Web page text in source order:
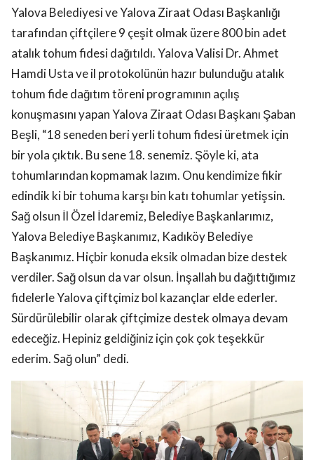
Yalova Belediyesi ve Yalova Ziraat Odası Başkanlığı
tarafından çiftçilere 9 çeşit olmak üzere 800 bin adet
atalık tohum fidesi dağıtıldı. Yalova Valisi Dr. Ahmet
Hamdi Usta ve il protokolünün hazır bulunduğu atalık
tohum fide dağıtım töreni programının açılış
konuşmasını yapan Yalova Ziraat Odası Başkanı Şaban
Beşli, “18 seneden beri yerli tohum fidesi üretmek için
bir yola çıktık. Bu sene 18. senemiz. Şöyle ki, ata
tohumlarından kopmamak lazım. Onu kendimize fikir
edindik ki bir tohuma karşı bin katı tohumlar yetişsin.
Sağ olsun İl Özel İdaremiz, Belediye Başkanlarımız,
Yalova Belediye Başkanımız, Kadıköy Belediye
Başkanımız. Hiçbir konuda eksik olmadan bize destek
verdiler. Sağ olsun da var olsun. İnşallah bu dağıttığımız
fidelerle Yalova çiftçimiz bol kazançlar elde ederler.
Sürdürülebilir olarak çiftçimize destek olmaya devam
edeceğiz. Hepiniz geldiğiniz için çok çok teşekkür
ederim. Sağ olun” dedi.